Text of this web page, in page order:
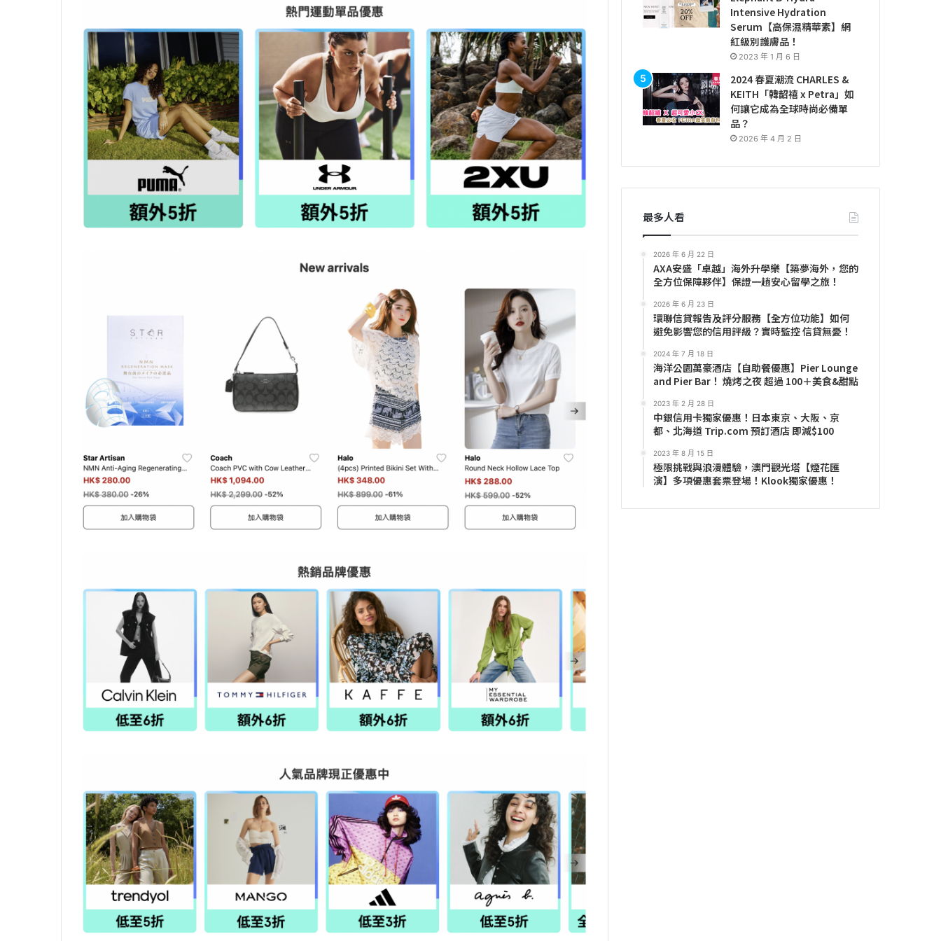
Intensive Hydration
Serum【高保濕精華素】網
紅級別護膚品！
2023 年 1 月 6 日
2024 春夏潮流 CHARLES &
KEITH「韓韶禧 x Petra」如
何讓它成為全球時尚必備單
品？
2026 年 4 月 2 日
最多人看
2026 年 6 月 22 日
AXA安盛「卓越」海外升學樂【築夢海外，您的
全方位保障夥伴】保證一趟安心留學之旅！
2026 年 6 月 23 日
環聯信貸報告及評分服務【全方位功能】如何
避免影響您的信用評級？實時監控 信貸無憂！
2024 年 7 月 18 日
海洋公園萬豪酒店【自助餐優惠】Pier Lounge
and Pier Bar！ 燒烤之夜 超過 100＋美食&甜點
2023 年 2 月 28 日
中銀信用卡獨家優惠！日本東京、大阪、京
都、北海道 Trip.com 預訂酒店 即減$100
2023 年 8 月 15 日
極限挑戰與浪漫體驗，澳門觀光塔【煙花匯
演】多項優惠套票登場！Klook獨家優惠！